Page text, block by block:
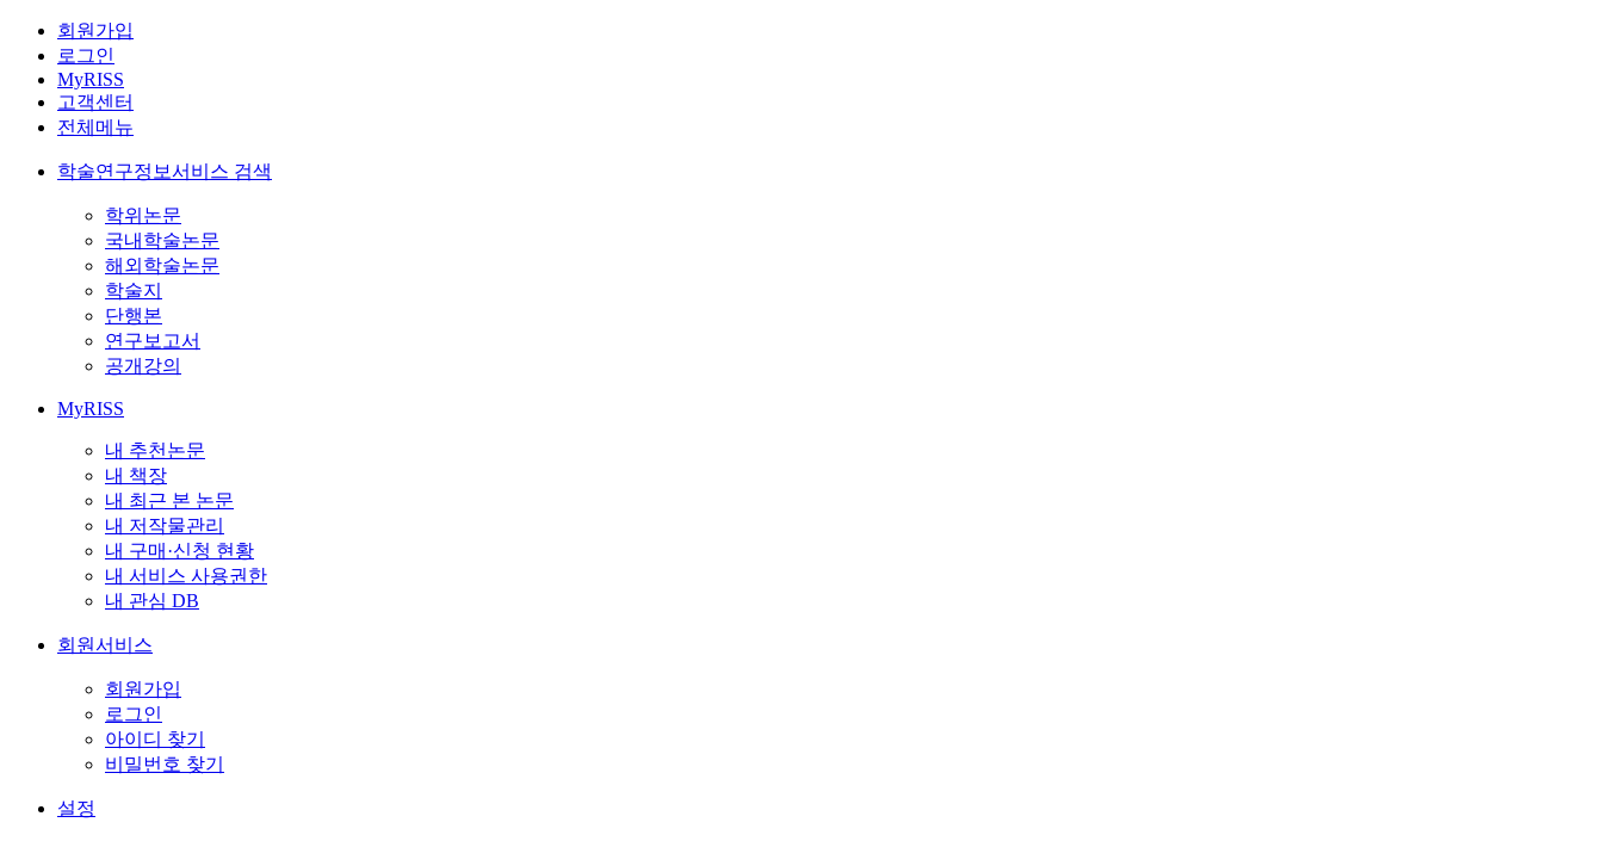
회원가입
로그인
MyRISS
고객센터
전체메뉴
학술연구정보서비스 검색
학위논문
국내학술논문
해외학술논문
학술지
단행본
연구보고서
공개강의
MyRISS
내 추천논문
내 책장
내 최근 본 논문
내 저작물관리
내 구매·신청 현황
내 서비스 사용권한
내 관심 DB
회원서비스
회원가입
로그인
아이디 찾기
비밀번호 찾기
설정